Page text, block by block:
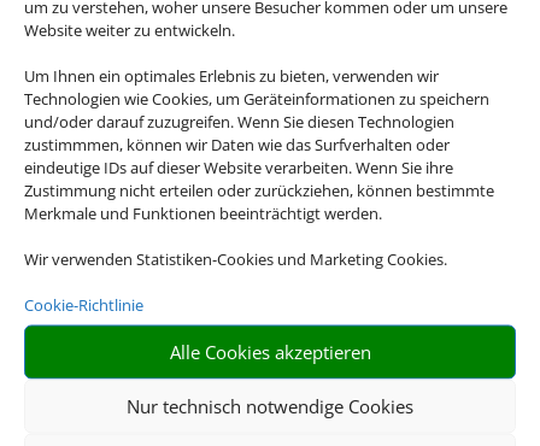
um zu verstehen, woher unsere Besucher kommen oder um unsere
Website weiter zu entwickeln.
Um Ihnen ein optimales Erlebnis zu bieten, verwenden wir
Technologien wie Cookies, um Geräteinformationen zu speichern
und/oder darauf zuzugreifen. Wenn Sie diesen Technologien
zustimmmen, können wir Daten wie das Surfverhalten oder
eindeutige IDs auf dieser Website verarbeiten. Wenn Sie ihre
Zustimmung nicht erteilen oder zurückziehen, können bestimmte
Merkmale und Funktionen beeinträchtigt werden.
Wir verwenden Statistiken-Cookies und Marketing Cookies.
Cookie-Richtlinie
Alle Cookies akzeptieren
Nur technisch notwendige Cookies